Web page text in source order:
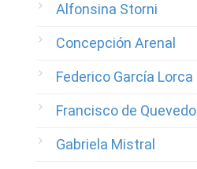
Alfonsina Storni
Concepción Arenal
Federico García Lorca
Francisco de Quevedo
Gabriela Mistral